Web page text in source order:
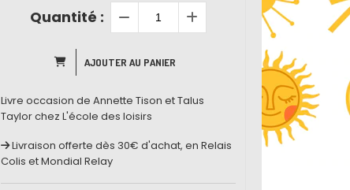
Quantité :
AJOUTER AU PANIER
Livre occasion de Annette Tison et Talus
Taylor chez L'école des loisirs
Livraison offerte dès 30€ d'achat, en Relais
Colis et Mondial Relay